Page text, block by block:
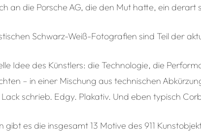
an die Porsche AG, die den Mut hatte, ein derart
Schwarz-Weiß-Fotografien sind Teil der
Idee des Künstlers: die Technologie, die
– in einer Mischung aus technischen
schrieb. Edgy. Plakativ. Und eben typisch
gibt es die insgesamt 13 Motive des 911